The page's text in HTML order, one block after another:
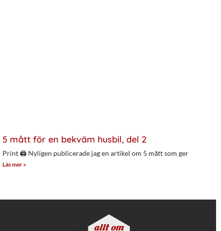
5 mått för en bekväm husbil, del 2
Print 🖨 Nyligen publicerade jag en artikel om 5 mått som ger
Läs mer »